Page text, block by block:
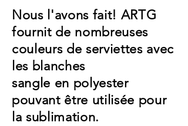
Nous l'avons fait! ARTG
fournit de nombreuses
couleurs de serviettes avec
les blanches
sangle en polyester
pouvant être utilisée pour
la sublimation.